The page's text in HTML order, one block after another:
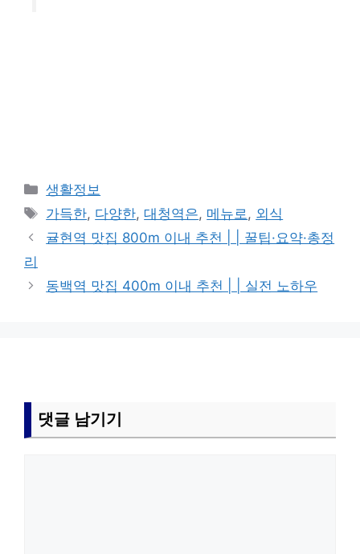
카
테
리
생활정보
태
그
가득한, 다양한,대청역은, 메뉴로, 외식
귤현역 맛집 800m 이내 추천 | | 꿀팁·요약·총정
리
동백역 맛집 400m 이내 추천 | | 실전 노하우
댓글 남기기